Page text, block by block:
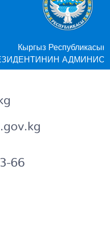
Республикасынын
АДМИНИСТРАЦИЯСЫ
66